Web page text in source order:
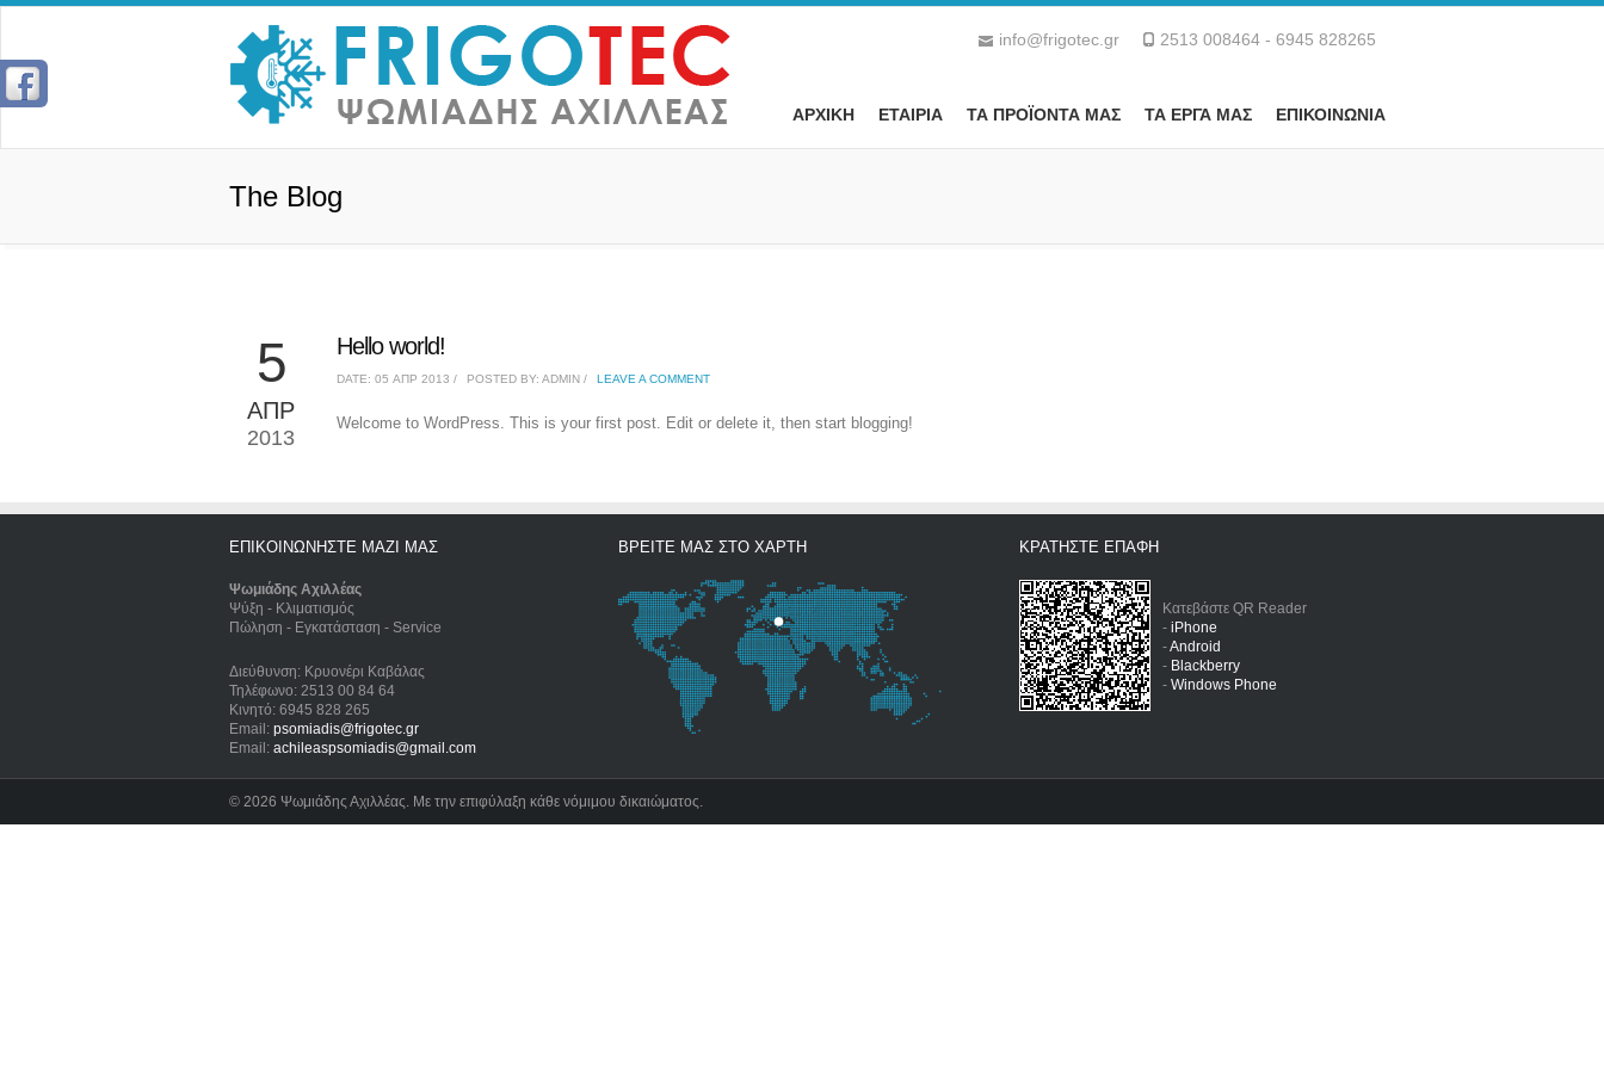
2513 008464 - 6945 828265
info@frigotec.gr
ΑΡΧΙΚΗ ΕΤΑΙΡΙΑ ΤΑ ΠΡΟΪOΝΤΑ ΜΑΣ ΤΑ ΕΡΓΑ ΜΑΣ ΕΠΙΚΟΙΝΩΝΙΑ
The Blog
5
ΑΠΡ
2013
Hello world!
DATE: 05 ΑΠΡ 2013 / POSTED BY: ADMIN / LEAVE A COMMENT
Welcome to WordPress. This is your first post. Edit or delete it, then start blogging!
ΕΠΙΚΟΙΝΩΝΗΣΤΕ ΜΑΖΙ ΜΑΣ
Ψωμιάδης Αχιλλέας
Ψύξη - Κλιματισμός
Πώληση - Εγκατάσταση - Service
Διεύθυνση: Κρυονέρι Καβάλας
Τηλέφωνο: 2513 00 84 64
Κινητό: 6945 828 265
Email: psomiadis@frigotec.gr
Email: achileaspsomiadis@gmail.com
ΒΡΕΙΤΕ ΜΑΣ ΣΤΟ ΧΑΡΤΗ ΚΡΑΤΗΣΤΕ ΕΠΑΦΗ
Κατεβάστε QR Reader
-iPhone
-Android
- Blackberry
-Windows Phone
© 2026 Ψωμιάδης Αχιλλέας. Με την επιφύλαξη κάθε νόμιμου δικαιώματος.